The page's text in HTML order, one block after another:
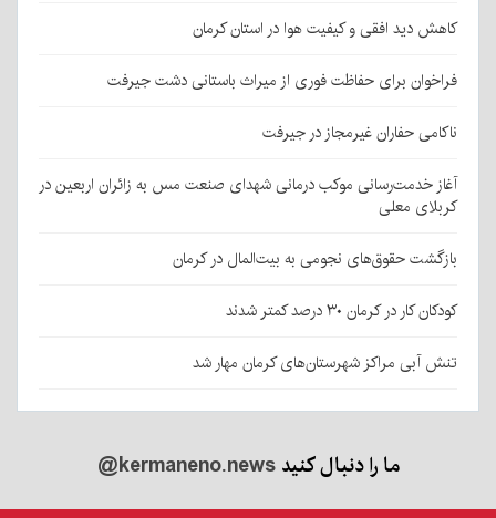
کاهش دید افقی و کیفیت هوا در استان کرمان
فراخوان برای حفاظت فوری از میراث باستانی دشت جیرفت
ناکامی حفاران غیرمجاز در جیرفت
آغاز خدمت‌رسانی موکب درمانی شهدای صنعت مس به زائران اربعین در
کربلای معلی
بازگشت حقوق‌های نجومی به بیت‌المال در کرمان
کودکان کار در کرمان ۳۰ درصد کمتر شدند
تنش آبی مراکز شهرستان‌های کرمان مهار شد
ما را دنبال کنید@kermaneno.news